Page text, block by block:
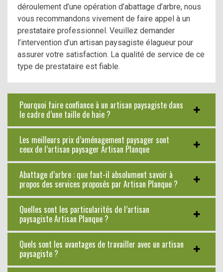
déroulement d’une opération d’abattage d’arbre, nous
vous recommandons vivement de faire appel à un
prestataire professionnel. Veuillez demander
l’intervention d’un artisan paysagiste élagueur pour
assurer votre satisfaction. La qualité de service de ce
type de prestataire est fiable.
Pourquoi faire confiance à un artisan paysagiste dans
le cadre d’une taille de haie ?
Les meilleurs prix d’aménagement paysager sont
ceux de l’artisan paysager Artisan Planque
Abattage d’arbre : que faut-il absolument savoir à
propos des services proposés par Artisan Planque ?
Quelles sont les particularités de l’artisan
paysagiste Artisan Planque ?
Quels sont les avantages de travailler avec un artisan
paysagiste ?